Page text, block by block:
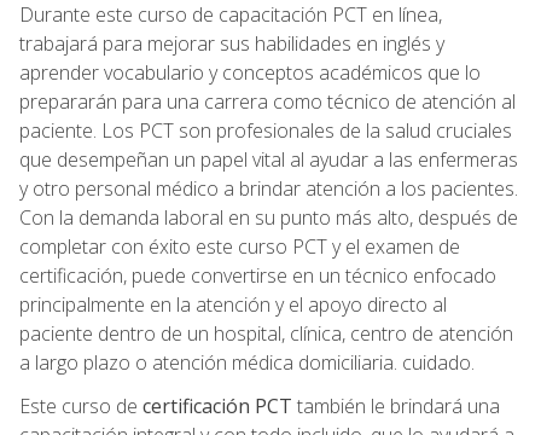
Durante este curso de capacitación PCT en línea,
trabajará para mejorar sus habilidades en inglés y
aprender vocabulario y conceptos académicos que lo
prepararán para una carrera como técnico de atención al
paciente. Los PCT son profesionales de la salud cruciales
que desempeñan un papel vital al ayudar a las enfermeras
y otro personal médico a brindar atención a los pacientes.
Con la demanda laboral en su punto más alto, después de
completar con éxito este curso PCT y el examen de
certificación, puede convertirse en un técnico enfocado
principalmente en la atención y el apoyo directo al
paciente dentro de un hospital, clínica, centro de atención
a largo plazo o atención médica domiciliaria. cuidado.
Este curso de certificación PCT también le brindará una